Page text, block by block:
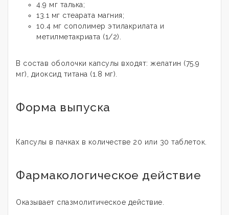
4.9 мг талька;
13.1 мг стеарата магния;
10.4 мг сополимер этилакрилата и
метилметакриата (1/2).
В состав оболочки капсулы входят: желатин (75.9
мг), диоксид титана (1.8 мг).
Форма выпуска
Капсулы в пачках в количестве 20 или 30 таблеток.
Фармакологическое действие
Оказывает спазмолитическое действие.